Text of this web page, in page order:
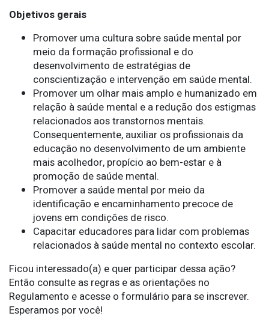
Objetivos gerais
Promover uma cultura sobre saúde mental por
meio da formação profissional e do
desenvolvimento de estratégias de
conscientização e intervenção em saúde mental.
Promover um olhar mais amplo e humanizado em
relação à saúde mental e a redução dos estigmas
relacionados aos transtornos mentais.
Consequentemente, auxiliar os profissionais da
educação no desenvolvimento de um ambiente
mais acolhedor, propício ao bem-estar e à
promoção de saúde mental.
Promover a saúde mental por meio da
identificação e encaminhamento precoce de
jovens em condições de risco.
Capacitar educadores para lidar com problemas
relacionados à saúde mental no contexto escolar.
Ficou interessado(a) e quer participar dessa ação?
Então consulte as regras e as orientações no
Regulamento e acesse o formulário para se inscrever.
Esperamos por você!